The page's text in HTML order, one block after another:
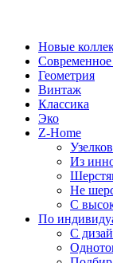
Новые
Современное
Геометрия
Винтаж
Классика
Эко
Z-Home
Из
Не
С
По
С